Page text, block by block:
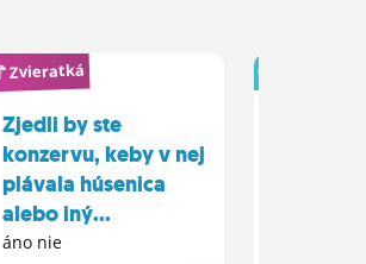
Zvieratká
Zjedli by ste
konzervu, keby v nej
plávala húsenica
alebo iný...
áno nie